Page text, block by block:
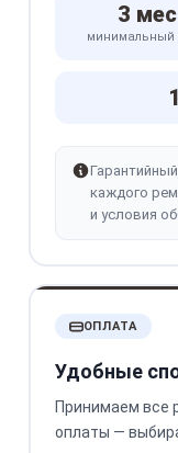
3 мес
минимальный
каждого
и условия
ОПЛАТА
Удобные
Принимаем все
оплаты —